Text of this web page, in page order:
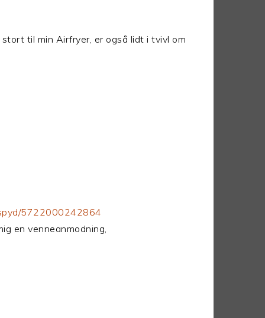
til min Airfryer, er også lidt i tvivl om
5722000242864
en venneanmodning,